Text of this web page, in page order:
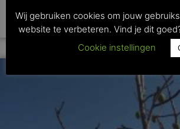
>> Lees dit artikel
Wij gebruiken cookies om jouw
website te verbeteren. Vind je dit
Cookie instellingen